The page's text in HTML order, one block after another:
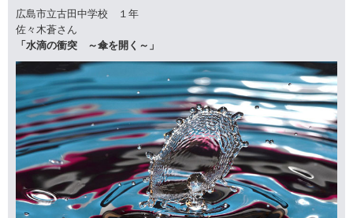
広島市立古田中学校 １年
佐々木蒼さん
「水滴の衝突 ～傘を開く～」